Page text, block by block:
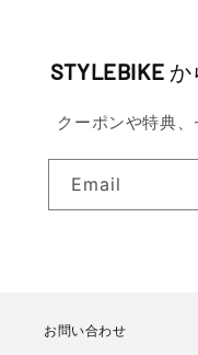
STYLEBIKE か
クーポンや特典、
Email
お問い合わせ